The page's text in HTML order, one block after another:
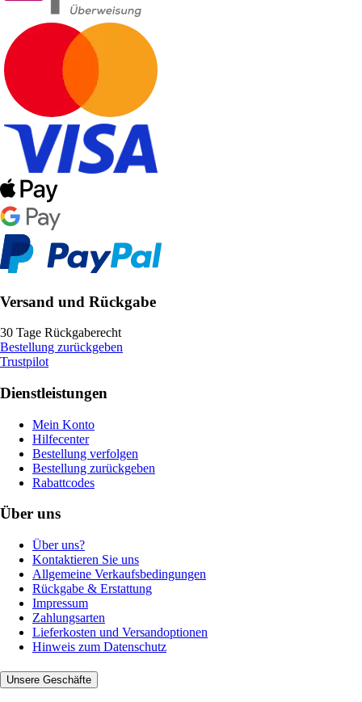
Versand und Rückgabe
30 Tage Rückgaberecht
Bestellung zurückgeben
Trustpilot
Dienstleistungen
Mein Konto
Hilfecenter
Bestellung verfolgen
Bestellung zurückgeben
Rabattcodes
Über uns
Über uns?
Kontaktieren Sie uns
Allgemeine Verkaufsbedingungen
Rückgabe & Erstattung
Impressum
Zahlungsarten
Lieferkosten und Versandoptionen
Hinweis zum Datenschutz
Unsere Geschäfte